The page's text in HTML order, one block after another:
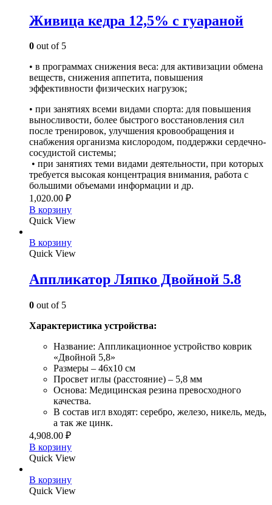
Живица кедра 12,5% с гуараной
0 out of 5
• в программах снижения веса: для активизации обмена
веществ, снижения аппетита, повышения
эффективности физических нагрузок;
• при занятиях всеми видами спорта: для повышения
выносливости, более быстрого восстановления сил
после тренировок, улучшения кровообращения и
снабжения организма кислородом, поддержки сердечно-
сосудистой системы;
• при занятиях теми видами деятельности, при которых
требуется высокая концентрация внимания, работа с
большими объемами информации и др.
1,020.00 ₽
В корзину
Quick View
В корзину
Quick View
Аппликатор Ляпко Двойной 5.8
0 out of 5
Характеристика устройства:
Название: Аппликационное устройство коврик
«Двойной 5,8»
Размеры – 46х10 см
Просвет иглы (расстояние) – 5,8 мм
Основа: Медицинская резина превосходного
качества.
В состав игл входят: серебро, железо, никель, медь,
а так же цинк.
4,908.00 ₽
В корзину
Quick View
В корзину
Quick View